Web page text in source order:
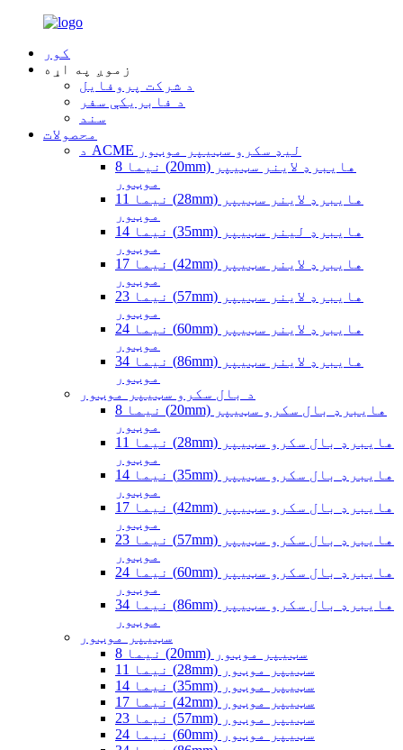
کور
زموږ په اړه
د شرکت پروفایل
د فابریکې سفر
سند
محصولات
د ACME لیډ سکرو سټیپر موټور
نیما 8 (20mm) هایبرډ لاینر سټیپر
موټور
نیما 11 (28mm) هایبرډ لاینر سټیپر
موټور
نیما 14 (35mm) هایبرډ لینر سټیپر
موټور
نیما 17 (42mm) هایبرډ لاینر سټیپر
موټور
نیما 23 (57mm) هایبرډ لاینر سټیپر
موټور
نیما 24 (60mm) هایبرډ لاینر سټیپر
موټور
نیما 34 (86mm) هایبرډ لاینر سټیپر
موټور
د بال سکرو سټیپر موټور
نیما 8 (20mm) هایبرډ بال سکرو سټیپر
موټور
نیما 11 (28mm) هایبرډ بال سکرو سټیپر
موټور
نیما 14 (35mm) هایبرډ بال سکرو سټیپر
موټور
نیما 17 (42mm) هایبرډ بال سکرو سټیپر
موټور
نیما 23 (57mm) هایبرډ بال سکرو سټیپر
موټور
نیما 24 (60mm) هایبرډ بال سکرو سټیپر
موټور
نیما 34 (86mm) هایبرډ بال سکرو سټیپر
موټور
سټیپر موټور
نیما 8 (20mm) سټیپر موټور
نیما 11 (28mm) سټیپر موټور
نیما 14 (35mm) سټیپر موټور
نیما 17 (42mm) سټیپر موټور
نیما 23 (57mm) سټیپر موټور
نیما 24 (60mm) سټیپر موټور